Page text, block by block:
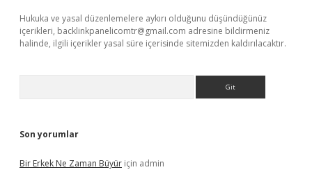
Hukuka ve yasal düzenlemelere aykırı olduğunu düşündüğünüz
içerikleri, backlinkpanelicomtr@gmail.com adresine bildirmeniz
halinde, ilgili içerikler yasal süre içerisinde sitemizden kaldırılacaktır.
Son yorumlar
Bir Erkek Ne Zaman Büyür için admin